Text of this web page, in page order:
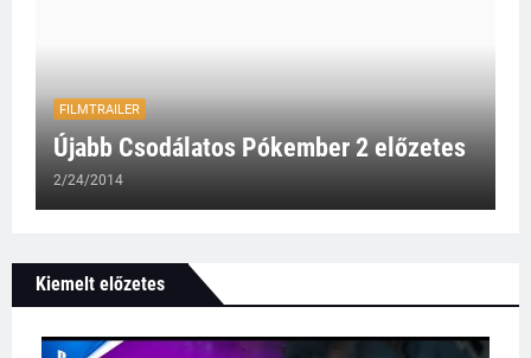
FILMTRAILER
Újabb Csodálatos Pókember 2 előzetes
2/24/2014
Kiemelt előzetes